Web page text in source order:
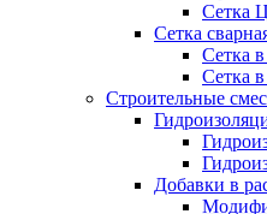
Сетка
Сетка
Сетка
Сетка
Строительные
Добавки в